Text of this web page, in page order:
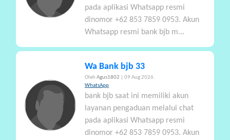
pada aplikasi Whatsapp resmi
dinomor +62 853 7859 0953. Akun
Whatsapp resmi bank bjb m...
Wa Bank bjb 33
Oleh Agus1802
| 09 Aug 2026.
WhatsApp
bank bjb saat ini memiliki akun
layanan pengaduan melalui chat
pada aplikasi Whatsapp resmi
dinomor +62 853 7859 0953. Akun